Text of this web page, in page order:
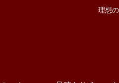
理想